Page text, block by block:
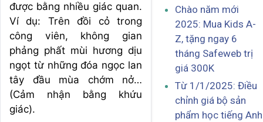
được bằng nhiều giác quan.
Ví dụ: Trên đồi cỏ trong
công viên, không gian
phảng phất mùi hương dịu
ngọt từ những đóa ngọc lan
tây đầu mùa chớm nở…
(Cảm nhận bằng khứu
giác).
Chào năm mới
2025: Mua Kids A-
Z, tặng ngay 6
tháng Safeweb trị
giá 300K
Từ 1/1/2025: Điều
chỉnh giá bộ sản
phẩm học tiếng Anh